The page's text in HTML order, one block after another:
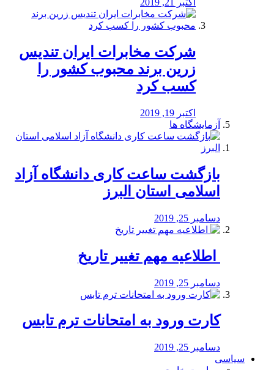
اکتبر 21, 2019
شرکت مخابرات ایران تندیس
زرین برند محبوب کشور را
کسب کرد
اکتبر 19, 2019
آزمایشگاه ها
بازگشت ساعت کاری دانشگاه آزاد
اسلامی استان البرز
دسامبر 25, 2019
️ اطلاعیه مهم تغییر تاریخ
دسامبر 25, 2019
کارت ورود به امتحانات ترم تابس
دسامبر 25, 2019
سیاسی